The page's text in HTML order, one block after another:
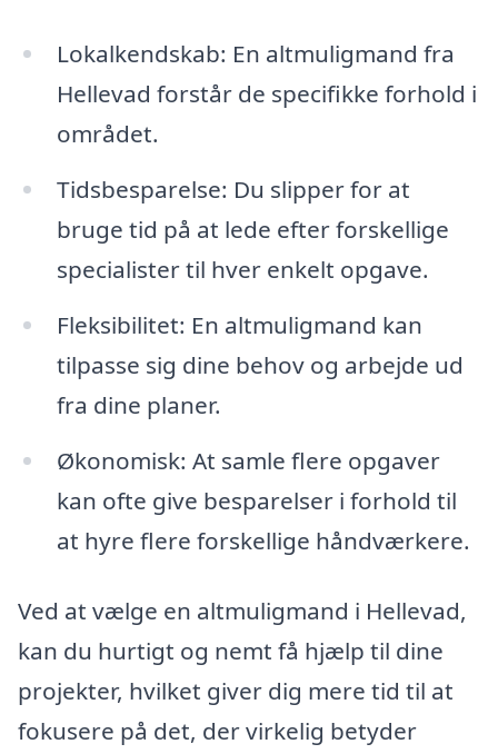
Lokalkendskab: En altmuligmand fra
Hellevad forstår de specifikke forhold i
området.
Tidsbesparelse: Du slipper for at
bruge tid på at lede efter forskellige
specialister til hver enkelt opgave.
Fleksibilitet: En altmuligmand kan
tilpasse sig dine behov og arbejde ud
fra dine planer.
Økonomisk: At samle flere opgaver
kan ofte give besparelser i forhold til
at hyre flere forskellige håndværkere.
Ved at vælge en altmuligmand i Hellevad,
kan du hurtigt og nemt få hjælp til dine
projekter, hvilket giver dig mere tid til at
fokusere på det, der virkelig betyder